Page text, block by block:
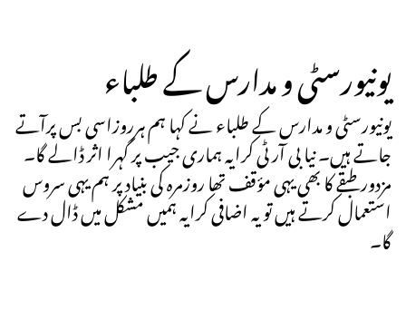
یونیورسٹی و مدارس کے طلباء
یونیورسٹی و مدارس کے طلباء نے کہا ہم ہرروزاسی بس پرآتے
جاتے ہیں۔ نیا بی آر ٹی کرایہ ہماری جیب پر گہرا اثر ڈالے گا۔
مزدور طبقے کا بھی یہی مؤقف تھا روزمرہ کی بنیاد پر ہم یہی سروس
استعمال کرتے ہیں تو یہ اضافی کرایہ ہمیں مشکل میں ڈال دے
گا۔